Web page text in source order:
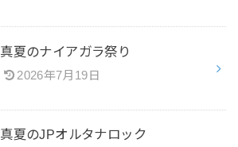
真夏のナイアガラ祭り
2026年7月19日
真夏のJPオルタナロック